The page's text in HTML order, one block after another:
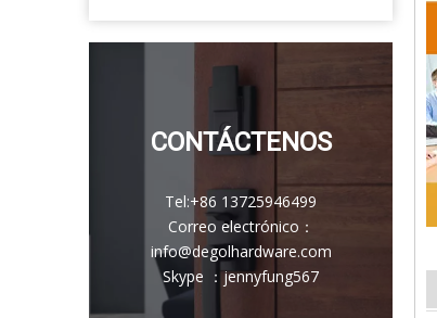
CONTÁCTENOS
Tel:+86 13725946499
Correo electrónico ：
info@degolhardware.com
Skype ：jennyfung567